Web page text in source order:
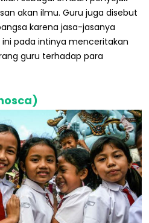
akan ilmu. Guru juga disebut
karena jasa-jasanya
pada intinya menceritakan
guru terhadap para